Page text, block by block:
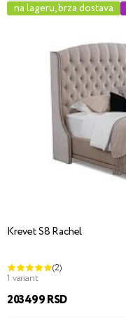
na lageru, brza dostava
Krevet S8 Rachel
(2)
1 variant
203499 RSD